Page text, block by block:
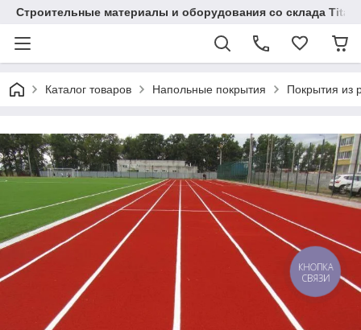
Строительные материалы и оборудования со склада
Каталог товаров Напольные покрытия Покрытия из
КНОПКА
СВЯЗИ